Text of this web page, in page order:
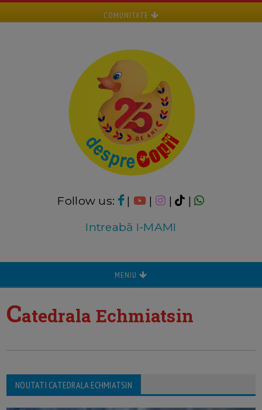
COMUNITATE
Follow us: | | |
|
Intreabă I-MAMI
MENIU
Catedrala Echmiatsin
NOUTATI CATEDRALA ECHMIATSIN